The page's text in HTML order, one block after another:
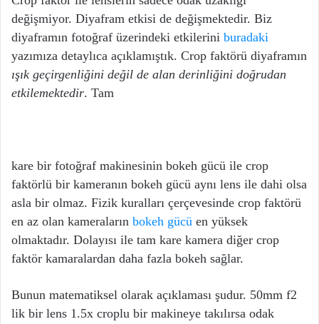
değişmiyor. Diyafram etkisi de değişmektedir. Biz
diyaframın fotoğraf üzerindeki etkilerini buradaki
yazımıza detaylıca açıklamıştık. Crop faktörü diyaframın
ışık geçirgenliğini değil de alan derinliğini doğrudan
etkilemektedir. Tam
kare bir fotoğraf makinesinin bokeh gücü ile crop
faktörlü bir kameranın bokeh gücü aynı lens ile dahi olsa
asla bir olmaz. Fizik kuralları çerçevesinde crop faktörü
en az olan kameraların bokeh gücü en yüksek
olmaktadır. Dolayısı ile tam kare kamera diğer crop
faktör kamaralardan daha fazla bokeh sağlar.
Bunun matematiksel olarak açıklaması şudur. 50mm f2
lik bir lens 1.5x croplu bir makineye takılırsa odak